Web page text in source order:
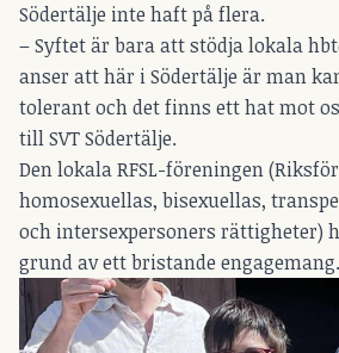
Södertälje inte haft på flera.
– Syftet är bara att stödja lokala
anser att här i Södertälje är man
tolerant och det finns ett hat mot
till SVT Södertälje.
Den lokala RFSL-föreningen
homosexuellas, bisexuellas,
och intersexpersoners rättigheter)
grund av ett bristande engagemang.